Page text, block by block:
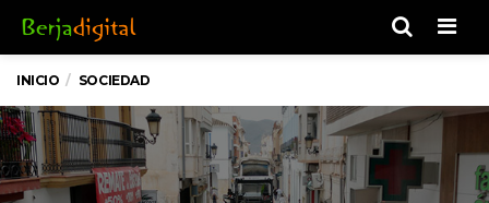
INICIO SOCIEDAD